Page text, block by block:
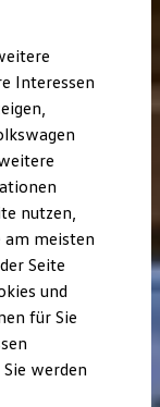
Updates
Interessen
nutzen,
am meisten
Seite
und
für Sie
werden